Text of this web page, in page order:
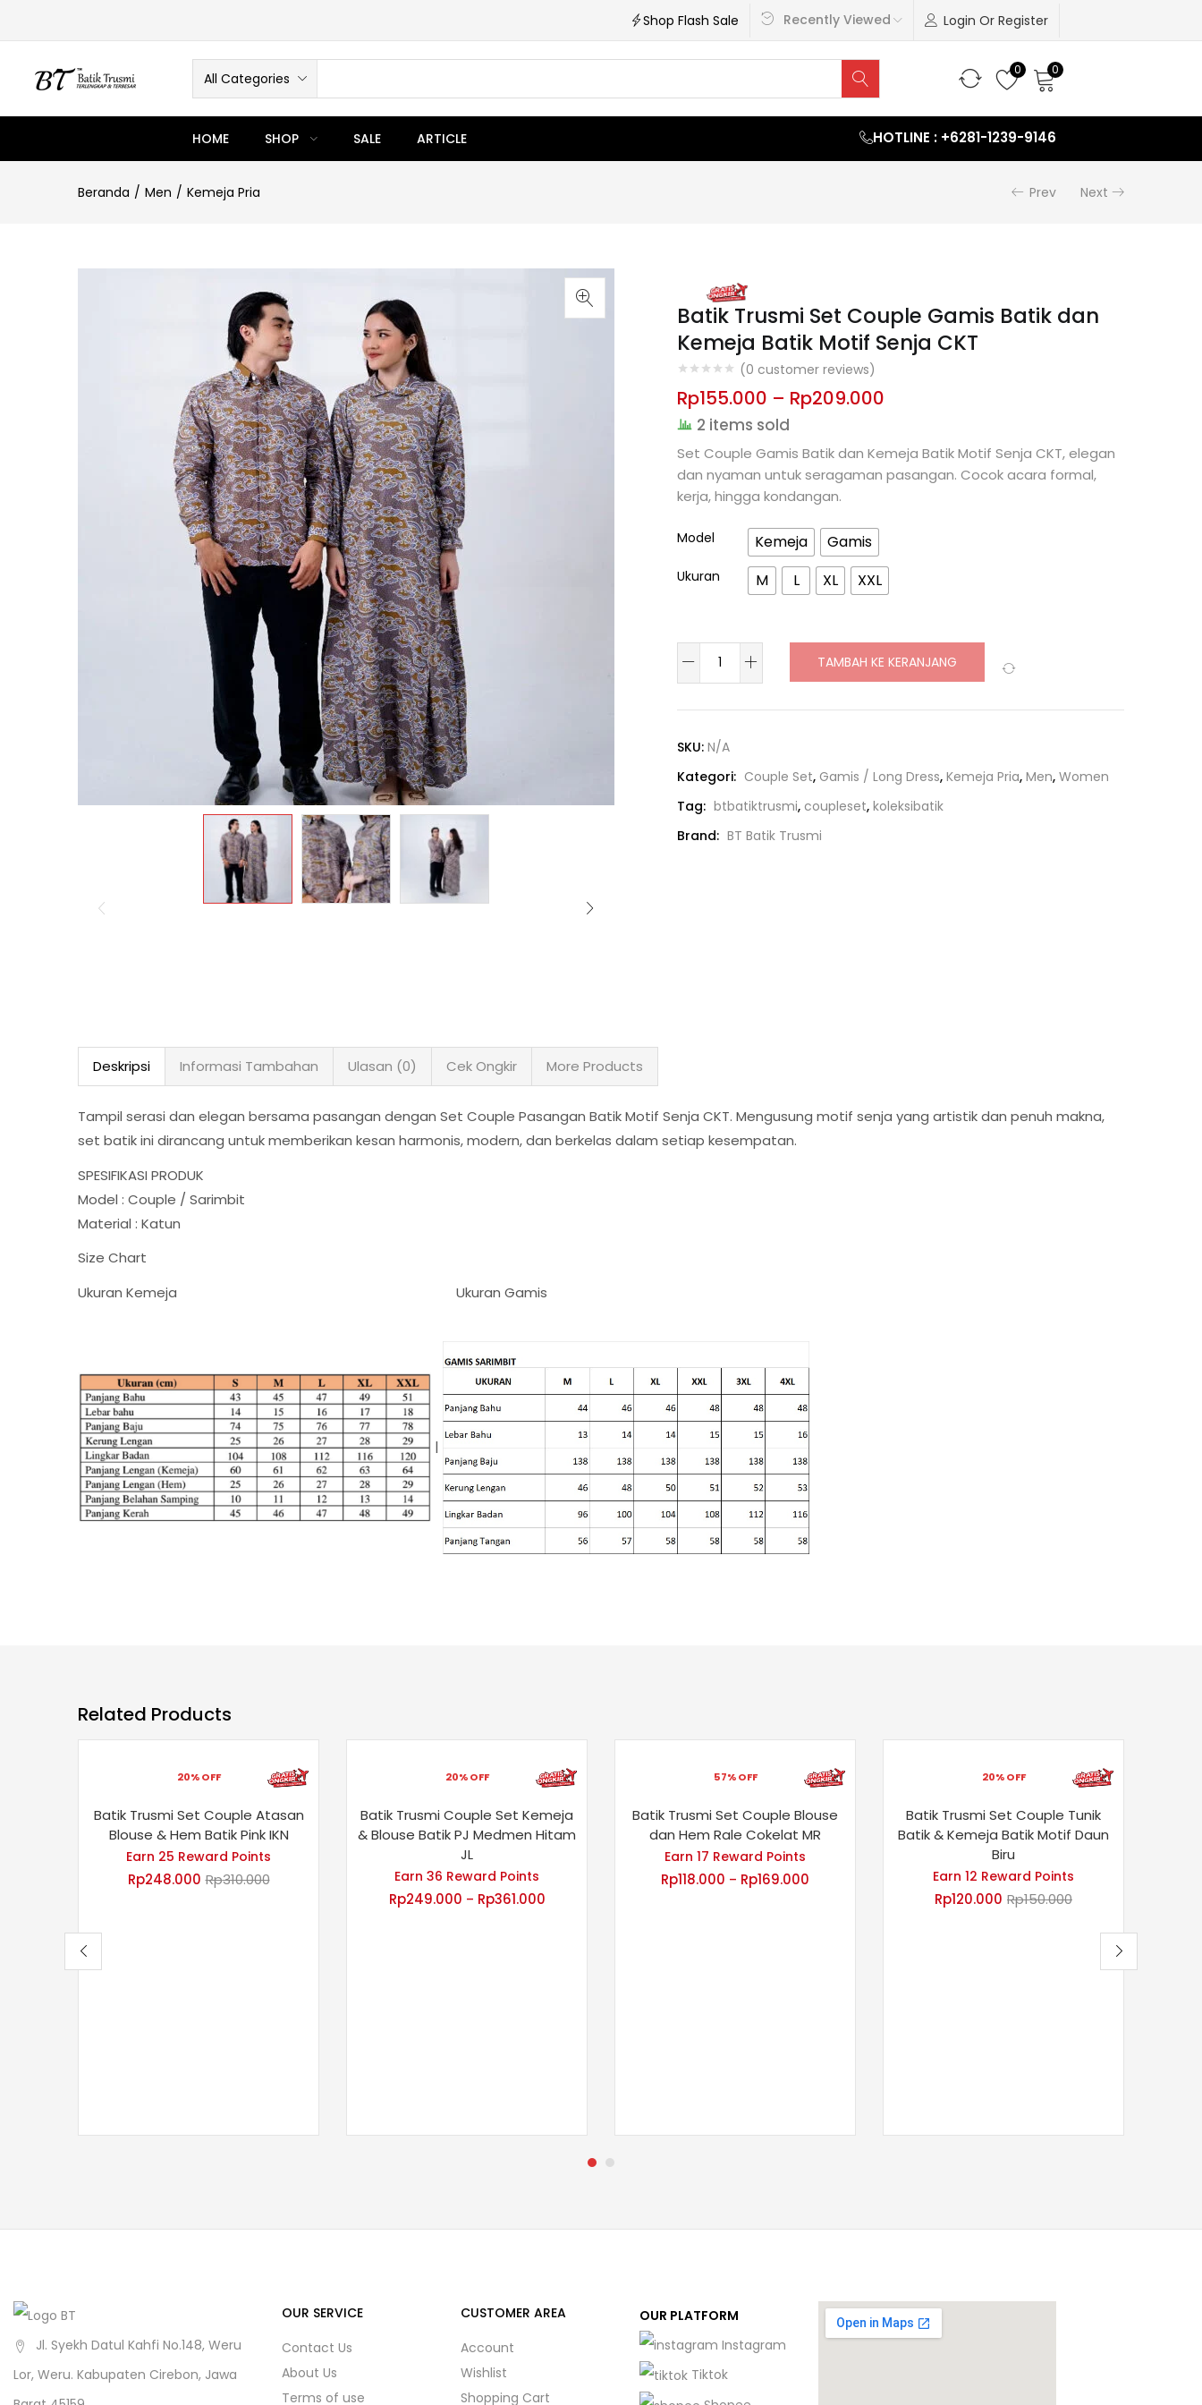
Shop Flash Sale Recently Viewed Login Or Register
All Categories
0 0
HOME SHOP SALE ARTICLE HOTLINE : +6281-1239-9146
Beranda Men Kemeja Pria Prev Next
Batik Trusmi Set Couple Gamis Batik dan
Kemeja Batik Motif Senja CKT
(0 customer reviews)
Rp155.000 – Rp209.000
2 items sold
Set Couple Gamis Batik dan Kemeja Batik Motif Senja CKT, elegan
dan nyaman untuk seragaman pasangan. Cocok acara formal,
kerja, hingga kondangan.
Model Kemeja Gamis
Ukuran M L XL XXL
TAMBAH KE KERANJANG
SKU: N/A
Kategori: Couple Set, Gamis / Long Dress, Kemeja Pria, Men, Women
Tag: btbatiktrusmi, coupleset, koleksibatik
Brand: BT Batik Trusmi
Deskripsi Informasi Tambahan Ulasan (0) Cek Ongkir More Products
Tampil serasi dan elegan bersama pasangan dengan Set Couple Pasangan Batik Motif Senja CKT. Mengusung motif senja yang artistik dan penuh makna,
set batik ini dirancang untuk memberikan kesan harmonis, modern, dan berkelas dalam setiap kesempatan.
SPESIFIKASI PRODUK
Model : Couple / Sarimbit
Material : Katun
Size Chart
Ukuran Kemeja Ukuran Gamis
|
Related Products
20% OFF
Batik Trusmi Set Couple Atasan
Blouse & Hem Batik Pink IKN
Earn 25 Reward Points
Rp248.000 Rp310.000
20% OFF
Batik Trusmi Couple Set Kemeja
& Blouse Batik PJ Medmen Hitam
JL
Earn 36 Reward Points
Rp249.000 – Rp361.000
57% OFF
Batik Trusmi Set Couple Blouse
dan Hem Rale Cokelat MR
Earn 17 Reward Points
Rp118.000 – Rp169.000
20% OFF
Batik Trusmi Set Couple Tunik
Batik & Kemeja Batik Motif Daun
Biru
Earn 12 Reward Points
Rp120.000 Rp150.000
Jl. Syekh Datul Kahfi No.148, Weru
Lor, Weru. Kabupaten Cirebon, Jawa
OUR SERVICE
Contact Us
About Us
Terms of use
CUSTOMER AREA
Account
Wishlist
Shopping Cart
OUR PLATFORM
Instagram
Tiktok